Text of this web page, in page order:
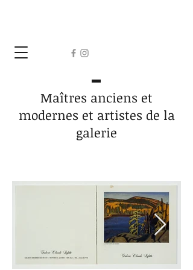
Maîtres anciens et
modernes et artistes de la
galerie